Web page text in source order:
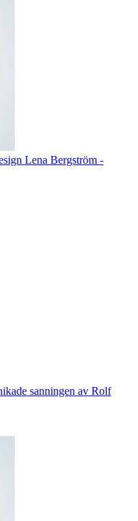
Lena Bergström -
sanningen av Rolf